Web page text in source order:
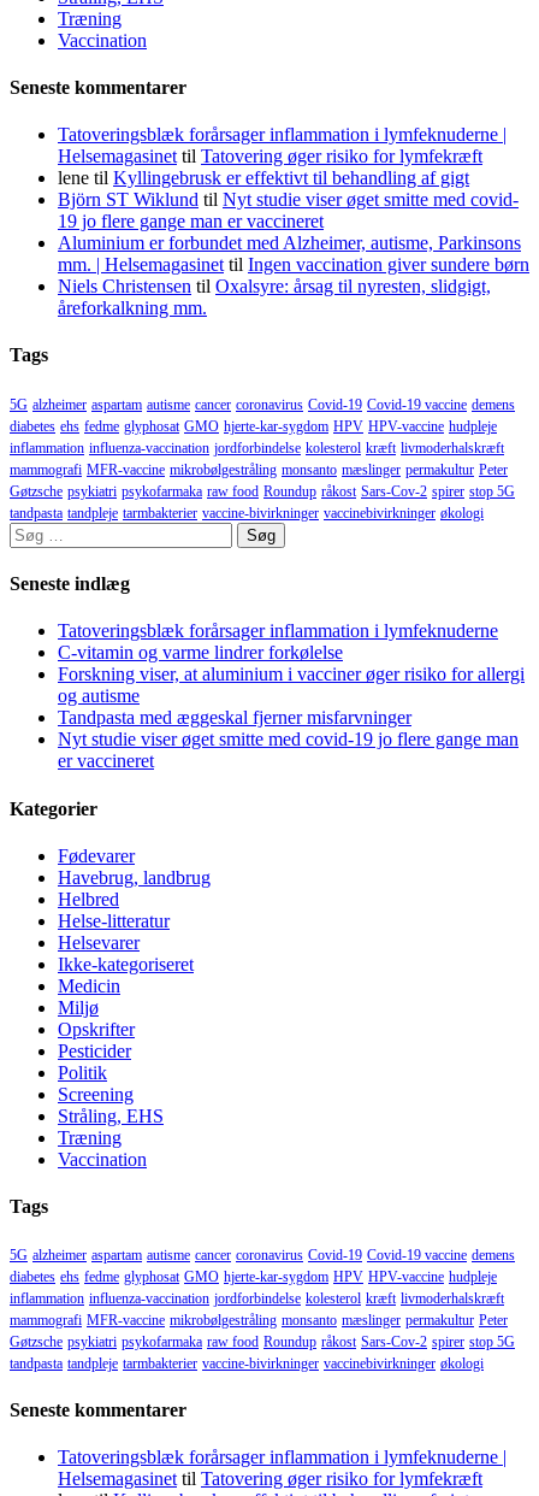
Træning
Vaccination
Seneste kommentarer
Tatoveringsblæk forårsager inflammation i lymfeknuderne |
Helsemagasinet til Tatovering øger risiko for lymfekræft
lene til Kyllingebrusk er effektivt til behandling af gigt
Björn ST Wiklund til Nyt studie viser øget smitte med covid-
19 jo flere gange man er vaccineret
Aluminium er forbundet med Alzheimer, autisme, Parkinsons
mm. | Helsemagasinet til Ingen vaccination giver sundere børn
Niels Christensen til Oxalsyre: årsag til nyresten, slidgigt,
åreforkalkning mm.
Tags
5G alzheimer aspartam autisme cancer coronavirus Covid-19 Covid-19 vaccine demens
diabetes ehs fedme glyphosat GMO hjerte-kar-sygdom HPV HPV-vaccine hudpleje
inflammation influenza-vaccination jordforbindelse kolesterol kræft livmoderhalskræft
mammografi MFR-vaccine mikrobølgestråling monsanto mæslinger permakultur Peter
Gøtzsche psykiatri psykofarmaka raw food Roundup råkost Sars-Cov-2 spirer stop 5G
tandpasta tandpleje tarmbakterier vaccine-bivirkninger vaccinebivirkninger økologi
Søg
efter:
Seneste indlæg
Tatoveringsblæk forårsager inflammation i lymfeknuderne
C-vitamin og varme lindrer forkølelse
Forskning viser, at aluminium i vacciner øger risiko for allergi
og autisme
Tandpasta med æggeskal fjerner misfarvninger
Nyt studie viser øget smitte med covid-19 jo flere gange man
er vaccineret
Kategorier
Fødevarer
Havebrug, landbrug
Helbred
Helse-litteratur
Helsevarer
Ikke-kategoriseret
Medicin
Miljø
Opskrifter
Pesticider
Politik
Screening
Stråling, EHS
Træning
Vaccination
Tags
5G alzheimer aspartam autisme cancer coronavirus Covid-19 Covid-19 vaccine demens
diabetes ehs fedme glyphosat GMO hjerte-kar-sygdom HPV HPV-vaccine hudpleje
inflammation influenza-vaccination jordforbindelse kolesterol kræft livmoderhalskræft
mammografi MFR-vaccine mikrobølgestråling monsanto mæslinger permakultur Peter
Gøtzsche psykiatri psykofarmaka raw food Roundup råkost Sars-Cov-2 spirer stop 5G
tandpasta tandpleje tarmbakterier vaccine-bivirkninger vaccinebivirkninger økologi
Seneste kommentarer
Tatoveringsblæk forårsager inflammation i lymfeknuderne |
Helsemagasinet til Tatovering øger risiko for lymfekræft